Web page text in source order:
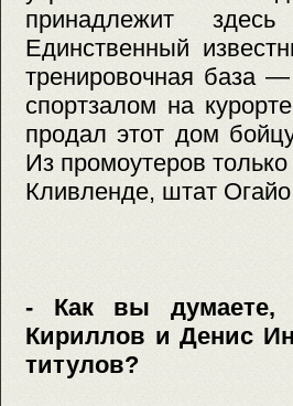
принадлежит
Единственный
тренировочная база
спортзалом на
продал этот дом
Из промоутеров
Кливленде, штат
- Как вы думаете,
Кириллов и Денис
титулов?